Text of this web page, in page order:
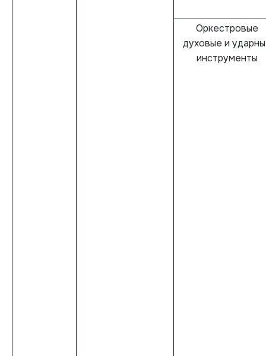
Оркестровые
духовые и
инструменты